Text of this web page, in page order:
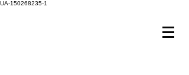
UA-150268235-1